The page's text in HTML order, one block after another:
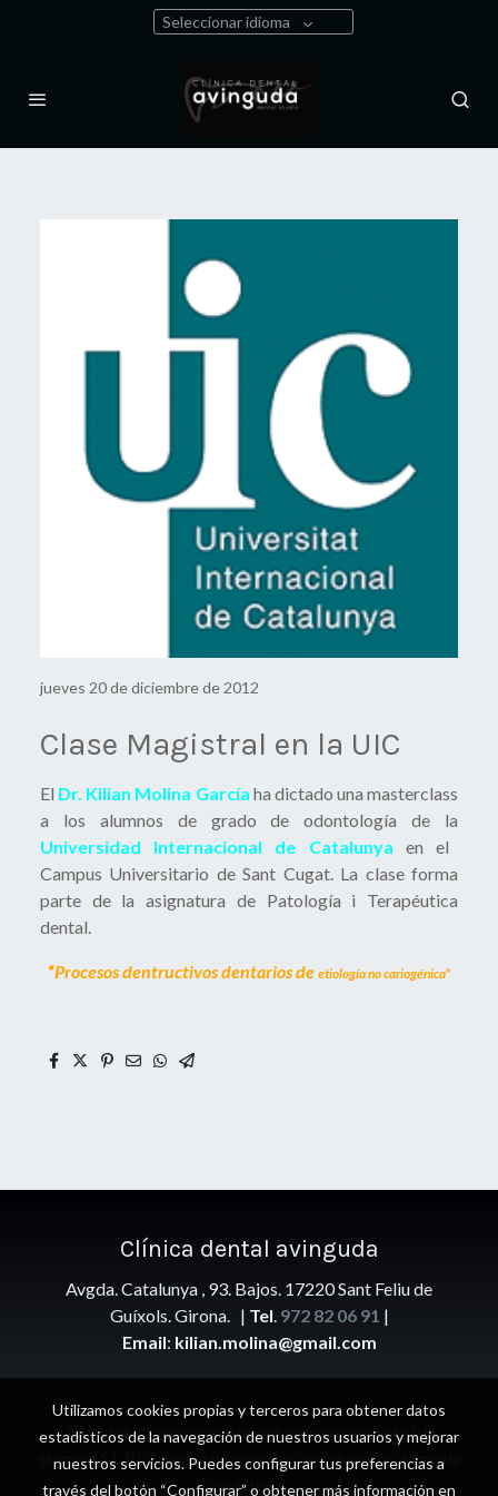
Seleccionar idioma
jueves 20 de diciembre de 2012
Clase Magistral en la UIC
El Dr. Kilian Molina García ha dictado una masterclass
a los alumnos de grado de odontología de la
Universidad Internacional de Catalunya en el
Campus Universitario de Sant Cugat. La clase forma
parte de la asignatura de Patología i Terapéutica
dental.
“Procesos dentructivos dentarios de etiología no cariogénica”
Clínica dental avinguda
Avgda. Catalunya , 93. Bajos. 17220 Sant Feliu de
Guíxols. Girona. | Tel 972 82 06 91 |
Email: kilian.molina@gmail.com
Todas las imágenes de esta web site son propiedad de
stomaid S.L.P y su copia o reproducción están estrictamente
prohibidas
Utilizamos cookies propias y terceros para obtener datos
estadísticos de la navegación de nuestros usuarios y mejorar
nuestros servicios. Puedes configurar tus preferencias a
través del botón “Configurar” o obtener más información en